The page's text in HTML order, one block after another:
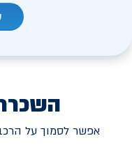
אפשר לסמוך על